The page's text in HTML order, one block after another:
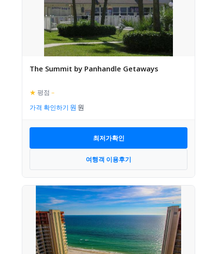
The Summit by Panhandle Getaways
★ 평점 –
가격 확인하기
최저가확인
여행객 이용후기